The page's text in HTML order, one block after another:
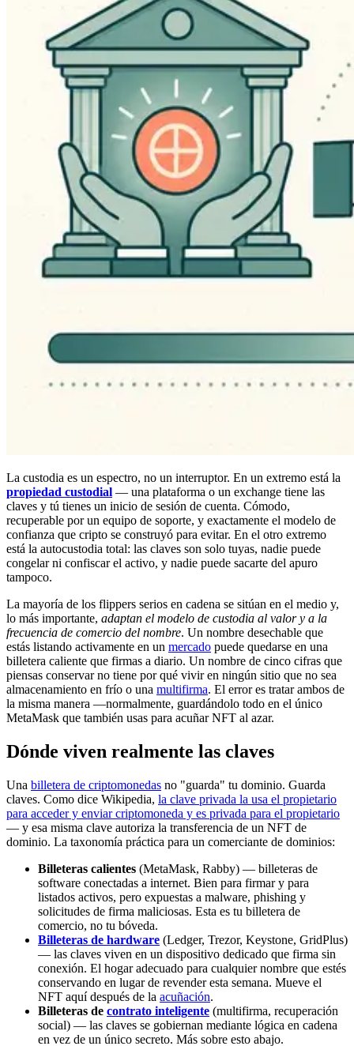
La custodia es un espectro, no un interruptor. En un extremo está la
propiedad custodial — una plataforma o un exchange tiene las
claves y tú tienes un inicio de sesión de cuenta. Cómodo,
recuperable por un equipo de soporte, y exactamente el modelo de
confianza que cripto se construyó para evitar. En el otro extremo
está la autocustodia total: las claves son solo tuyas, nadie puede
congelar ni confiscar el activo, y nadie puede sacarte del apuro
tampoco.
La mayoría de los flippers serios en cadena se sitúan en el medio y,
lo más importante, adaptan el modelo de custodia al valor y a la
frecuencia de comercio del nombre. Un nombre desechable que
estás listando activamente en un mercado puede quedarse en una
billetera caliente que firmas a diario. Un nombre de cinco cifras que
piensas conservar no tiene por qué vivir en ningún sitio que no sea
almacenamiento en frío o una multifirma. El error es tratar ambos de
la misma manera —normalmente, guardándolo todo en el único
MetaMask que también usas para acuñar NFT al azar.
Dónde viven realmente las claves
Una billetera de criptomonedas no "guarda" tu dominio. Guarda
claves. Como dice Wikipedia, la clave privada la usa el propietario
para acceder y enviar criptomoneda y es privada para el propietario
— y esa misma clave autoriza la transferencia de un NFT de
dominio. La taxonomía práctica para un comerciante de dominios:
Billeteras calientes (MetaMask, Rabby) — billeteras de
software conectadas a internet. Bien para firmar y para
listados activos, pero expuestas a malware, phishing y
solicitudes de firma maliciosas. Esta es tu billetera de
comercio, no tu bóveda.
Billeteras de hardware (Ledger, Trezor, Keystone, GridPlus)
— las claves viven en un dispositivo dedicado que firma sin
conexión. El hogar adecuado para cualquier nombre que estés
conservando en lugar de revender esta semana. Mueve el
NFT aquí después de la acuñación.
Billeteras de contrato inteligente (multifirma, recuperación
social) — las claves se gobiernan mediante lógica en cadena
en vez de un único secreto. Más sobre esto abajo.